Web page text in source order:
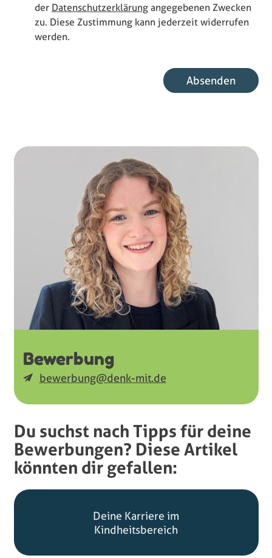
der Datenschutzerklärungangegebenen Zwecken
zu. Diese Zustimmung kann jederzeit widerrufen
werden.
Absenden
Bewerbung
bewerbung@denk-mit.de
Du suchst nach Tipps für deine
Bewerbungen? Diese Artikel
könnten dir gefallen:
Deine Karriere im
Kindheitsbereich